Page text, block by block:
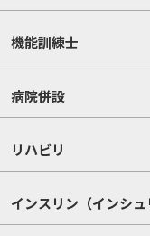
機能訓練士
病院併設
リハビリ
インスリン（インシ